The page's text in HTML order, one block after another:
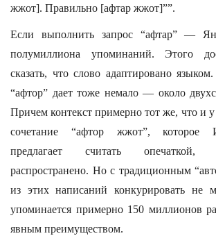
жжот]. Правильно [афтар жжот]””.
Если выполнить запрос “афтар” —
полумиллиона упоминаний. Этого
сказать, что слово адаптировано
“афтор” дает тоже немало — около
Причем контекст примерно тот же, что и
сочетание “афтор жжот”, которое
предлагает считать
распространено. Но с традиционным
из этих написаний конкурировать не
упоминается примерно 150 миллионов
явным преимуществом.